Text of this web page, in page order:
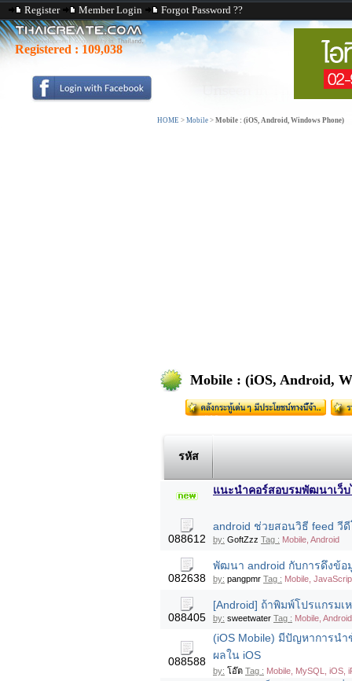
Register Member Login Forgot Password ??
Registered : 109,038
HOME > Mobile > Mobile : (iOS, Android, Windows Phone)
Mobile : (iOS, Android,
รหัส
แนะนำคอร์สอบรมพัฒนาเว็บ
088612
android ช่วยสอนวิธี feed วี
by: GoftZzz Tag : Mobile, Android
082638
พัฒนา android กับการดึงข้อ
by: pangpmr Tag : Mobile,
088405
[Android] ถ้าพิมพ์โปรแกรมเ
by: sweetwater Tag : Mobile, Android
088588
(iOS Mobile) มีปัญหาการนำ
ผลใน iOS
by: โอ๊ต Tag : Mobile, MySQL, iOS,